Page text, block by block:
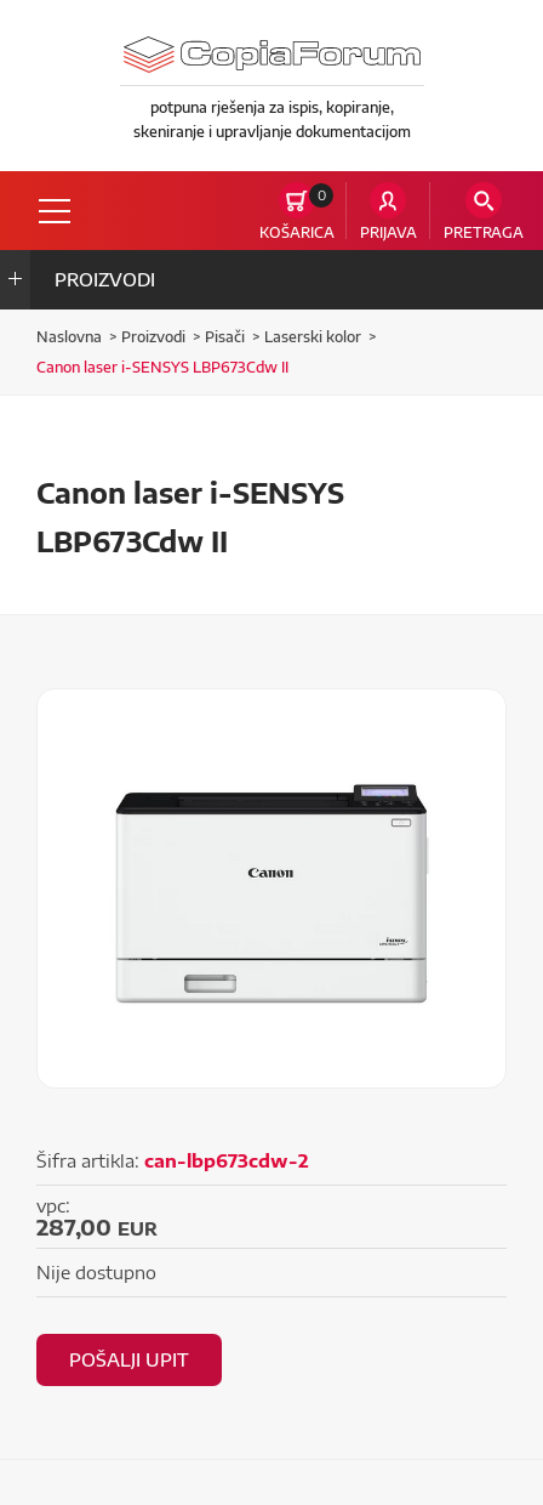
potpuna rješenja za ispis, kopiranje,
skeniranje i upravljanje dokumentacijom
0
KOŠARICA PRIJAVA PRETRAGA
PROIZVODI
Naslovna Proizvodi Pisači
Laserski kolor
Canon laser i-SENSYS LBP673Cdw II
Canon laser i-SENSYS
LBP673Cdw II
Šifra artikla: can-lbp673cdw-2
vpc:
287,00 EUR
Nije dostupno
POŠALJI UPIT